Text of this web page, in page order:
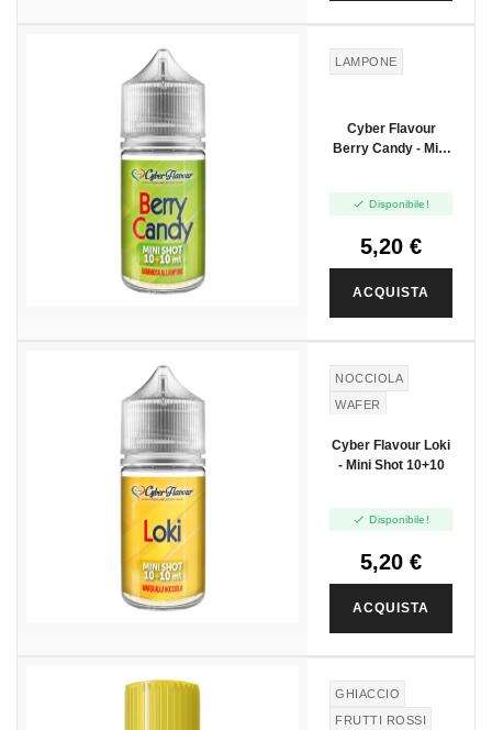
LAMPONE
Cyber Flavour
Berry Candy - Mini
 Disponibile!
5,20 €
ACQUISTA
NOCCIOLA
WAFER
Cyber Flavour Loki
- Mini Shot 10+10
 Disponibile!
5,20 €
ACQUISTA
GHIACCIO
FRUTTI ROSSI